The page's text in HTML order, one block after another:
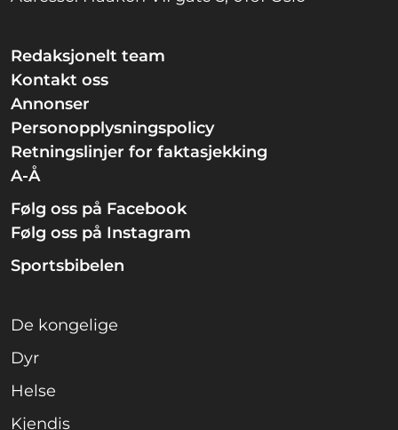
Redaksjonelt team
Kontakt oss
Annonser
Personopplysningspolicy
Retningslinjer for faktasjekking
A-Å
Følg oss på Facebook
Følg oss på Instagram
Sportsbibelen
De kongelige
Dyr
Helse
Kjendis